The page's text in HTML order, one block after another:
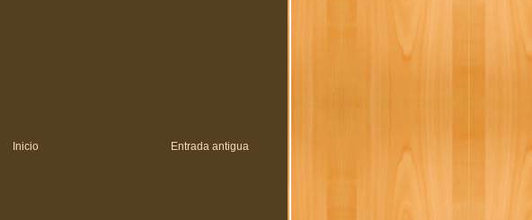
Entrada antigua
Inicio